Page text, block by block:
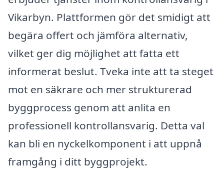
Vikarbyn. Plattformen gör det smidigt att
begära offert och jämföra alternativ,
vilket ger dig möjlighet att fatta ett
informerat beslut. Tveka inte att ta steget
mot en säkrare och mer strukturerad
byggprocess genom att anlita en
professionell kontrollansvarig. Detta val
kan bli en nyckelkomponent i att uppnå
framgång i ditt byggprojekt.